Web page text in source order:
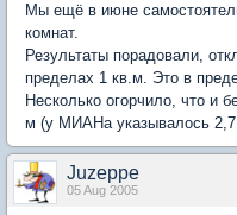
Мы ещё в июне
комнат.
Результаты порадовали,
пределах 1 кв.м. Это в
Несколько огорчило, что и
м (у МИАНа указывалось
Juzeppe
05 Aug 2005